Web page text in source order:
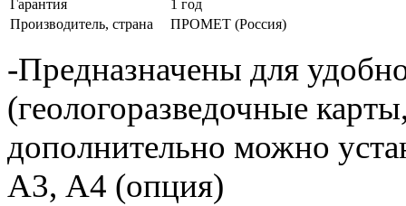
Гарантия
1 год
Производитель, страна
ПРОМЕТ (Россия)
-Предназначены для
(геологоразведочные
дополнительно можно
А3, А4 (опция)